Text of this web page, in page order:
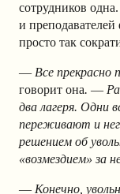
сотрудников
и преподавателей
просто так
— Все прекрасно
говорит она. —
два лагеря. Одни
переживают и
решением об
«возмездием» за
— Конечно,